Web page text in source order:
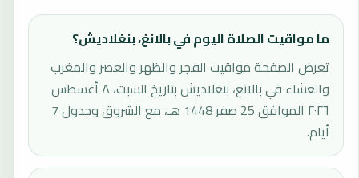
ما مواقيت الصلاة اليوم في بالانغ، بنغلاديش؟
تعرض الصفحة مواقيت الفجر والظهر والعصر والمغرب
والعشاء في بالانغ، بنغلاديش بتاريخ السبت، ٨ أغسطس
٢٠٢٦ الموافق 25 صفر 1448 هـ، مع الشروق وجدول 7
أيام.